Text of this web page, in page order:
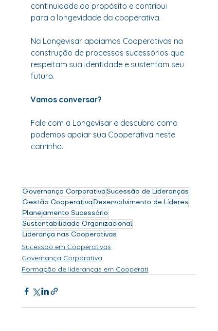
continuidade do propósito e contribui
para a longevidade da cooperativa.
Na Longevisar apoiamos Cooperativas na
construção de processos sucessórios que
respeitam sua identidade e sustentam seu
futuro.
Vamos conversar?
Fale com a Longevisar e descubra como
podemos apoiar sua Cooperativa neste
caminho.
Governança CorporativaSucessão de Lideranças
Gestão CooperativaDesenvolvimento de Líderes
Planejamento Sucessório
Sustentabilidade Organizacional
Liderança nas Cooperativas
Sucessão em Cooperativas
Governança Corporativa
Formação de lideranças em Cooperati